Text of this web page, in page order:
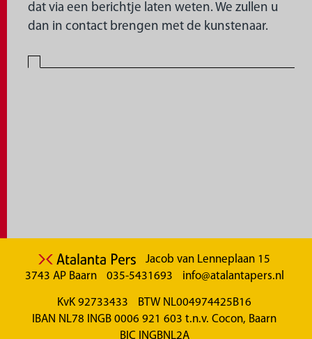
dat via een berichtje laten weten. We zullen u
dan in contact brengen met de kunstenaar.
Jacob van Lenneplaan 15
3743 AP Baarn
035-5431693 info@atalantapers.nl
KvK 92733433
BTW NL004974425B16
IBAN NL78 INGB 0006 921 603 t.n.v. Cocon, Baarn
BIC INGBNL2A